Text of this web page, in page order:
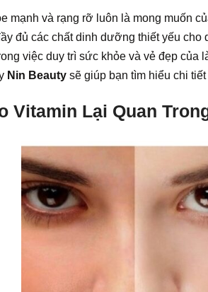
mạnh và rạng rỡ luôn là mong muốn
đủ các chất dinh dưỡng thiết yếu cho
việc duy trì sức khỏe và vẻ đẹp của
Nin Beauty sẽ giúp bạn tìm hiểu chi
Vitamin Lại Quan